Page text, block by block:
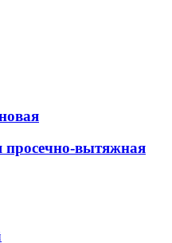
просечно-вытяжная